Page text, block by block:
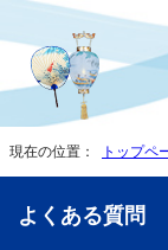
現在の位置： トップペ
よくある質問